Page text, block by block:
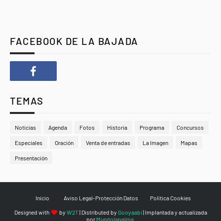
FACEBOOK DE LA BAJADA
TEMAS
Noticias Agenda Fotos Historia Programa Concursos
Especiales Oración Venta de entradas La Imagen Mapas
Presentación
Inicio Aviso Legal-Protección Datos Política Cookies
Designed with by W2T| Distributed by Gooyaabi | Implantada y actualizada
por Mundolapalma.